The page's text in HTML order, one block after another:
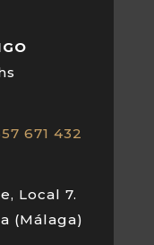
671 432
Local 7.
(Málaga)